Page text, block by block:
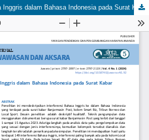
Interferensi Bahasa Inggris dalam Bahasa Indonesia pada Surat Kabar Banjarmasin Post